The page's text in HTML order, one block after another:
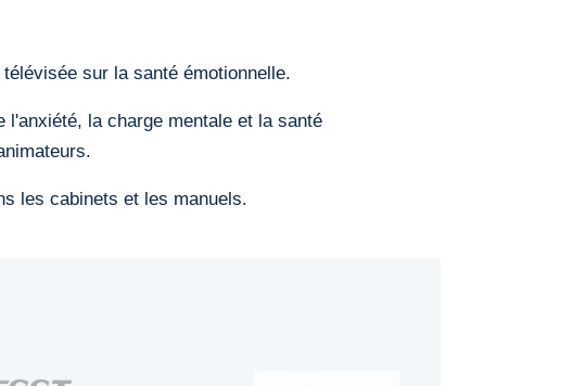
sur la santé émotionnelle.
la charge mentale et la santé
les cabinets et les manuels.